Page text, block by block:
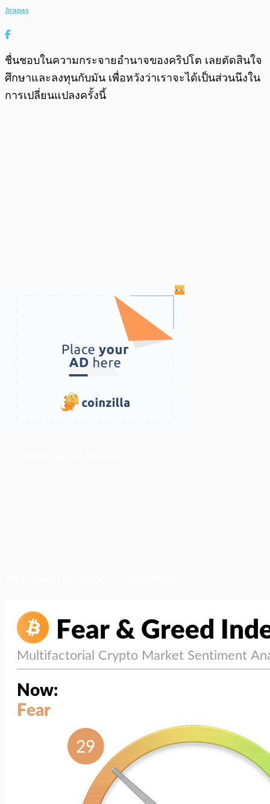
Jirapas
ชื่นชอบในความกระจายอำนาจของคริปโต เลยตัดสินใจ
ศึกษาและลงทุนกับมัน เพื่อหวังว่าเราจะได้เป็นส่วนนึงใน
การเปลี่ยนแปลงครั้งนี้